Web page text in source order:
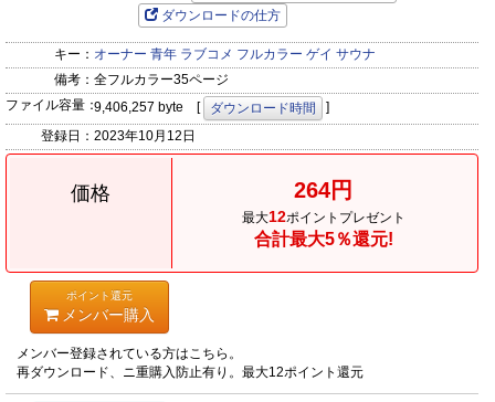
ダウンロードの仕方
キー： オーナー 青年 ラブコメ フルカラー ゲイ サウナ
備考： 全フルカラー35ページ
ファイル容量：9,406,257 byte [ ダウンロード時間
]
登録日： 2023年10月12日
価格 264円
最大12ポイントプレゼント
合計最大5％還元!
ポイント還元
メンバー購入
メンバー登録されている方はこちら。
再ダウンロード、ニ重購入防止有り。最大12ポイント還元